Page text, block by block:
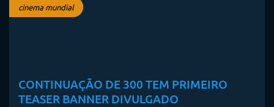
cinema mundial
CONTINUAÇÃO DE 300 TEM PRIMEIRO
TEASER BANNER DIVULGADO